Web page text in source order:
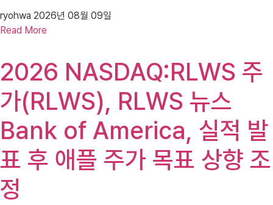
ryohwa 2026년 08월 09일
Read More
2026 NASDAQ:RLWS 주
가(RLWS), RLWS 뉴스
Bank of America, 실적 발
표 후 애플 주가 목표 상향 조
정